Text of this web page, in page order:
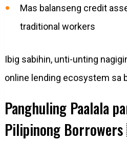
Mas balanseng credit
traditional workers
Ibig sabihin, unti-unting
online lending ecosystem sa
Panghuling Paalala
Pilipinong